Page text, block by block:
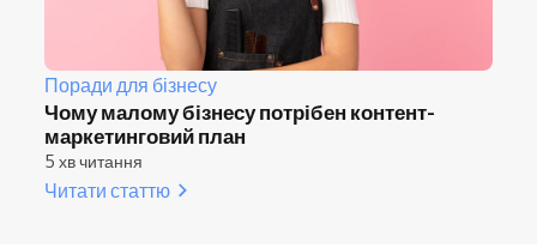
Поради для бізнесу
Чому малому бізнесу потрібен контент-
маркетинговий план
5 хв читання
Читати статтю